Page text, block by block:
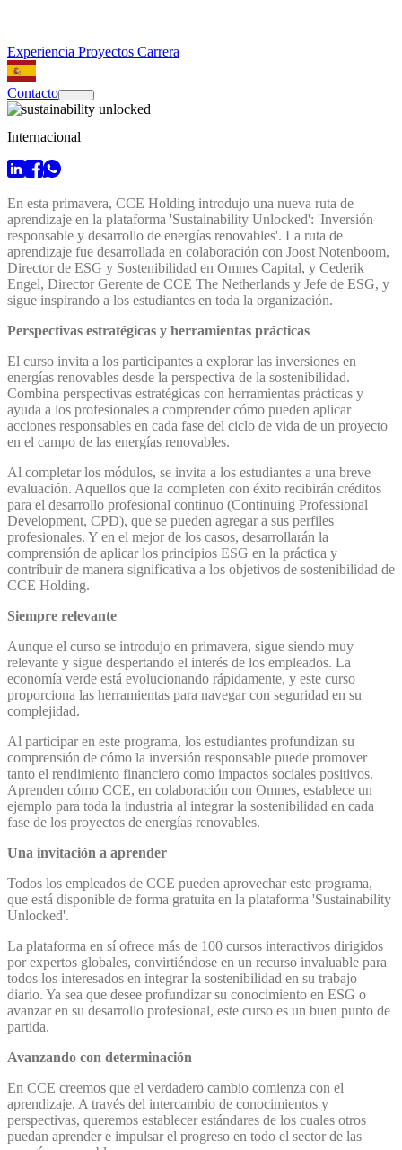
Experiencia Proyectos Carrera
Contacto
Internacional
En esta primavera, CCE Holding introdujo una nueva ruta de
aprendizaje en la plataforma 'Sustainability Unlocked': 'Inversión
responsable y desarrollo de energías renovables'. La ruta de
aprendizaje fue desarrollada en colaboración con Joost Notenboom,
Director de ESG y Sostenibilidad en Omnes Capital, y Cederik
Engel, Director Gerente de CCE The Netherlands y Jefe de ESG, y
sigue inspirando a los estudiantes en toda la organización.
Perspectivas estratégicas y herramientas prácticas
El curso invita a los participantes a explorar las inversiones en
energías renovables desde la perspectiva de la sostenibilidad.
Combina perspectivas estratégicas con herramientas prácticas y
ayuda a los profesionales a comprender cómo pueden aplicar
acciones responsables en cada fase del ciclo de vida de un proyecto
en el campo de las energías renovables.
Al completar los módulos, se invita a los estudiantes a una breve
evaluación. Aquellos que la completen con éxito recibirán créditos
para el desarrollo profesional continuo (Continuing Professional
Development, CPD), que se pueden agregar a sus perfiles
profesionales. Y en el mejor de los casos, desarrollarán la
comprensión de aplicar los principios ESG en la práctica y
contribuir de manera significativa a los objetivos de sostenibilidad de
CCE Holding.
Siempre relevante
Aunque el curso se introdujo en primavera, sigue siendo muy
relevante y sigue despertando el interés de los empleados. La
economía verde está evolucionando rápidamente, y este curso
proporciona las herramientas para navegar con seguridad en su
complejidad.
Al participar en este programa, los estudiantes profundizan su
comprensión de cómo la inversión responsable puede promover
tanto el rendimiento financiero como impactos sociales positivos.
Aprenden cómo CCE, en colaboración con Omnes, establece un
ejemplo para toda la industria al integrar la sostenibilidad en cada
fase de los proyectos de energías renovables.
Una invitación a aprender
Todos los empleados de CCE pueden aprovechar este programa,
que está disponible de forma gratuita en la plataforma 'Sustainability
Unlocked'.
La plataforma en sí ofrece más de 100 cursos interactivos dirigidos
por expertos globales, convirtiéndose en un recurso invaluable para
todos los interesados en integrar la sostenibilidad en su trabajo
diario. Ya sea que desee profundizar su conocimiento en ESG o
avanzar en su desarrollo profesional, este curso es un buen punto de
partida.
Avanzando con determinación
En CCE creemos que el verdadero cambio comienza con el
aprendizaje. A través del intercambio de conocimientos y
perspectivas, queremos establecer estándares de los cuales otros
puedan aprender e impulsar el progreso en todo el sector de las